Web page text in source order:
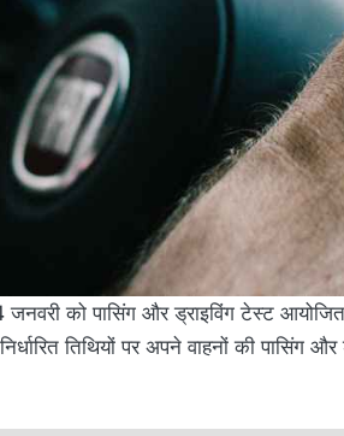
को पासिंग और ड्राइविंग टेस्ट
तिथियों पर अपने वाहनों की पासिंग